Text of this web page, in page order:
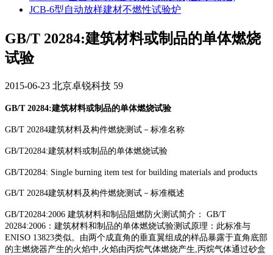
JCB-6型自动放样建材不燃性试验炉
GB/T 20284:建筑材料或制品的单体燃烧
试验
2015-06-23 北京卓锐科技 59
GB/T 20284:建筑材料或制品的单体燃烧试验
GB/T 20284建筑材料及构件燃烧测试－标准名称
GB/T20284:建筑材料或制品的单体燃烧试验
GB/T20284: Single burning item test for building materials and products
GB/T 20284建筑材料及构件燃烧测试－标准概述
GB/T20284:2006 建筑材料和制品阻燃防火测试简介： GB/T
20284:2006：建筑材料和制品的单体燃烧试验测试原理：此标准与
ENISO 13823类似。由两个成直角的垂直翼组成的样品暴露于直角底部
的主燃烧器产生的火焰中,火焰由丙烷气体燃烧产生,丙烷气体通过砂盒